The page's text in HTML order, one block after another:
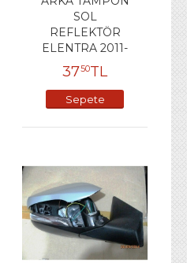
SOL
REFLEKTÖR
ELENTRA 2011-
3750TL
Sepete